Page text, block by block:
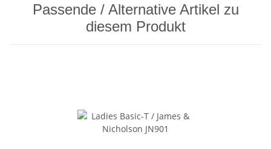
Passende / Alternative Artikel zu
diesem Produkt